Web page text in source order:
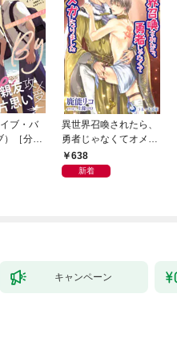
ブ・バ
）［分冊
異世界召喚されたら、
勇者じゃなくてオメガ
になりました
638
新着
キャンペーン